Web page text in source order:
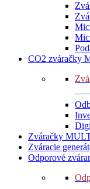
CO2 zváračky
Zváračky
Zváracie
Odporové